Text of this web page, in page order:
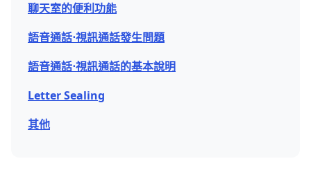
聊天室的便利功能
語音通話⋅視訊通話發生問題
語音通話⋅視訊通話的基本說明
Letter Sealing
其他